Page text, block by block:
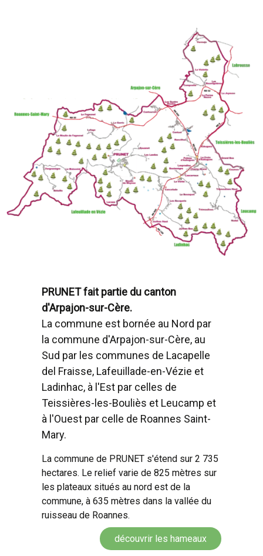
PRUNET fait partie du canton
d'Arpajon-sur-Cère.
La commune est bornée au Nord par
la commune d'Arpajon-sur-Cère, au
Sud par les communes de Lacapelle
del Fraisse, Lafeuillade-en-Vézie et
Ladinhac, à l'Est par celles de
Teissières-les-Bouliès et Leucamp et
à l'Ouest par celle de Roannes Saint-
Mary.
La commune de PRUNET s'étend sur 2 735
hectares. Le relief varie de 825 mètres sur
les plateaux situés au nord est de la
commune, à 635 mètres dans la vallée du
ruisseau de Roannes.
découvrir les hameaux